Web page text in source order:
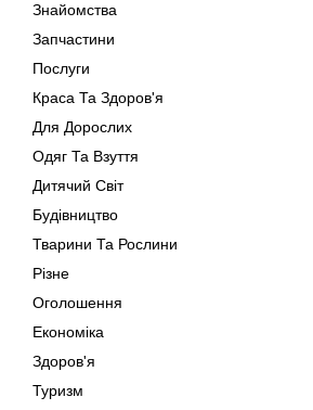
Знайомства
Запчастини
Послуги
Краса Та Здоров'я
Для Дорослих
Одяг Та Взуття
Дитячий Світ
Будівництво
Тварини Та Рослини
Різне
Оголошення
Економіка
Здоров'я
Туризм